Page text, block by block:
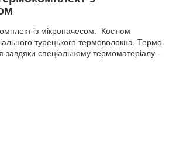
із мікроначесом. Костюм
турецького термоволокна. Термо
завдяки спеціальному термоматеріалу -